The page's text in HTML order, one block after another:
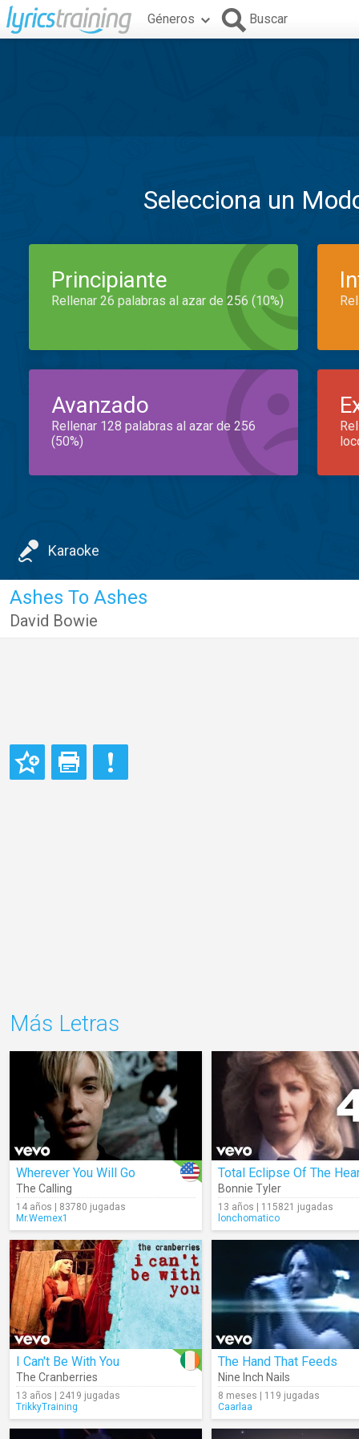
Géneros Buscar
Selecciona un
Principiante
Rellenar 26 palabras al azar de 256 (10%)
Avanzado
Rellenar 128 palabras al azar de 256
(50%)
Karaoke
Ashes To Ashes
David Bowie
Más Letras
Wherever You Will Go
The Calling
14 años | 83780 jugadas
Mr.Wemex1
Total Eclipse Of The
Bonnie Tyler
13 años | 115821 jugadas
lonchomatico
I Can't Be With You
The Cranberries
13 años | 2419 jugadas
TrikkyTraining
The Hand That Feeds
Nine Inch Nails
8 meses | 119 jugadas
Caarlaa